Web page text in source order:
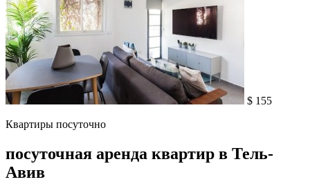
$ 155
Квартиры посуточно
посуточная аренда квартир в Тель-
Авив